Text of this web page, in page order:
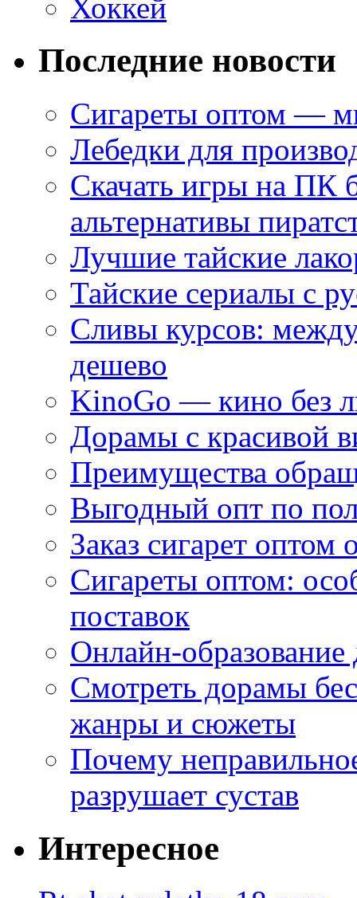
Хоккей
Последние новости
Сигареты оптом —
Лебедки для
Скачать игры на ПК
альтернативы
Лучшие тайские
Тайские сериалы с
Сливы курсов:
дешево
KinoGo — кино без
Дорамы с красивой
Преимущества
Выгодный опт по
Заказ сигарет оптом
Сигареты оптом:
поставок
Онлайн-
Смотреть дорамы
жанры и сюжеты
Почему
разрушает сустав
Интересное